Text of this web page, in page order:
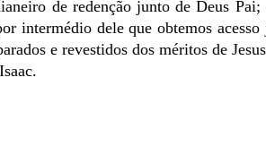
de redenção junto de Deus
intermédio dele que obtemos acesso
e revestidos dos méritos de